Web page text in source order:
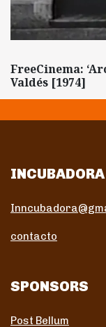
FreeCinema:
Valdés [1974]
INCUBADORA
contacto
SPONSORS
Post Bellum